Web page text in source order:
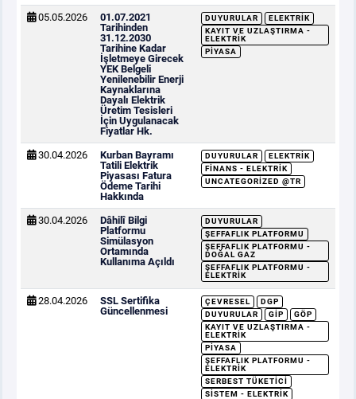
05.05.2026
01.07.2021
Tarihinden
31.12.2030
Tarihine Kadar
İşletmeye Girecek
YEK Belgeli
Yenilenebilir Enerji
Kaynaklarına
Dayalı Elektrik
Üretim Tesisleri
İçin Uygulanacak
Fiyatlar Hk.
DUYURULAR
ELEKTRIK
KAYIT VE UZLAŞTIRMA -
ELEKTRIK
PIYASA
30.04.2026
Kurban Bayramı
Tatili Elektrik
Piyasası Fatura
Ödeme Tarihi
Hakkında
DUYURULAR
ELEKTRIK
FINANS - ELEKTRIK
UNCATEGORIZED @TR
30.04.2026
Dâhilî Bilgi
Platformu
Simülasyon
Ortamında
Kullanıma Açıldı
DUYURULAR
ŞEFFAFLIK PLATFORMU
ŞEFFAFLIK PLATFORMU -
DOĞAL GAZ
ŞEFFAFLIK PLATFORMU -
ELEKTRIK
28.04.2026
SSL Sertifika
Güncellenmesi
ÇEVRESEL
DGP
DUYURULAR
GİP
GÖP
KAYIT VE UZLAŞTIRMA -
ELEKTRIK
PIYASA
ŞEFFAFLIK PLATFORMU -
ELEKTRIK
SERBEST TÜKETICI
SISTEM - ELEKTRIK